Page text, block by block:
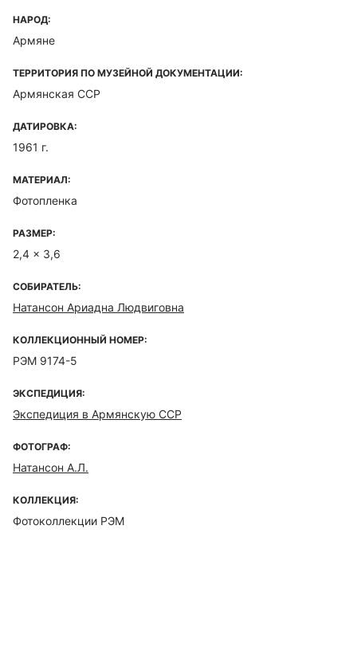
НАРОД:
Армяне
ТЕРРИТОРИЯ ПО МУЗЕЙНОЙ ДОКУМЕНТАЦИИ:
Армянская ССР
ДАТИРОВКА:
1961 г.
МАТЕРИАЛ:
Фотопленка
РАЗМЕР:
2,4 x 3,6
СОБИРАТЕЛЬ:
Натансон Ариадна Людвиговна
КОЛЛЕКЦИОННЫЙ НОМЕР:
РЭМ 9174-5
ЭКСПЕДИЦИЯ:
Экспедиция в Армянскую ССР
ФОТОГРАФ:
Натансон А.Л.
КОЛЛЕКЦИЯ:
Фотоколлекции РЭМ